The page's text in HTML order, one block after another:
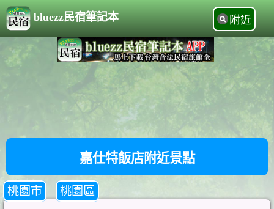
bluezz民宿筆記本 附近
嘉仕特飯店附近景點
桃園市 桃園區